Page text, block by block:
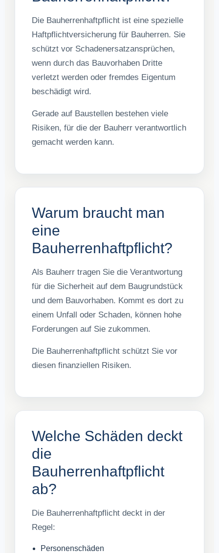
Die Bauherrenhaftpflicht ist eine spezielle
Haftpflichtversicherung für Bauherren. Sie
schützt vor Schadenersatzansprüchen,
wenn durch das Bauvorhaben Dritte
verletzt werden oder fremdes Eigentum
beschädigt wird.
Gerade auf Baustellen bestehen viele
Risiken, für die der Bauherr verantwortlich
gemacht werden kann.
Warum braucht man
eine
Bauherrenhaftpflicht?
Als Bauherr tragen Sie die Verantwortung
für die Sicherheit auf dem Baugrundstück
und dem Bauvorhaben. Kommt es dort zu
einem Unfall oder Schaden, können hohe
Forderungen auf Sie zukommen.
Die Bauherrenhaftpflicht schützt Sie vor
diesen finanziellen Risiken.
Welche Schäden deckt
die
Bauherrenhaftpflicht
ab?
Die Bauherrenhaftpflicht deckt in der
Regel:
Personenschäden